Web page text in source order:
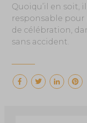
Quoiqu’il en soit,
responsable
de célébration,
sans accident.